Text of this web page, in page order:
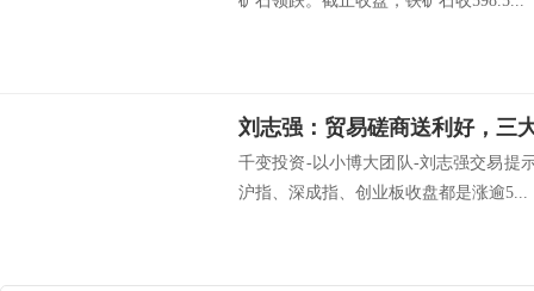
刘志强：贸易磋商送利好，三
千变投资-以小博大团队-刘志强交易提
沪指、深成指、创业板收盘都是涨逾5...